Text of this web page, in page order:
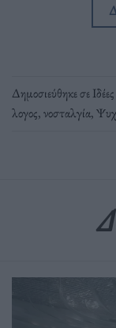
Δημοσιεύθηκε σεΙδέες
λογος,νοσταλγία,